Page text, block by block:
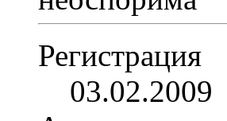
Регистрация
03.02.2009